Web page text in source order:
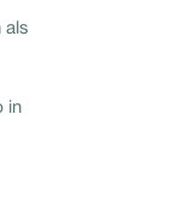
als
in